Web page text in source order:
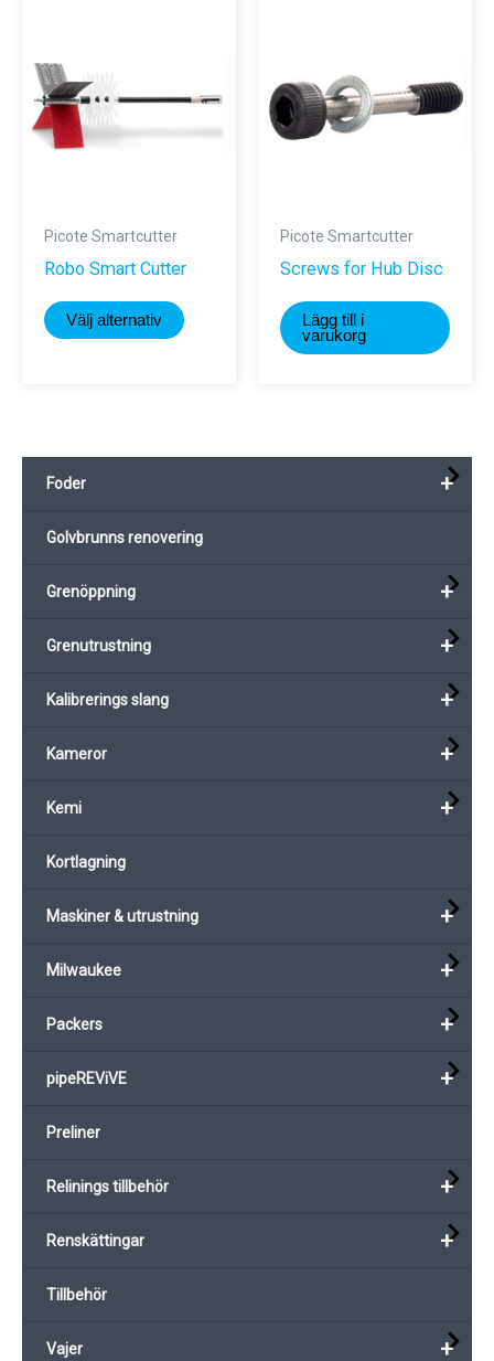
kan
väljas
Picote Smartcutter
Robo Smart Cutter
Välj alternativ
Den
varianter.
alternativen
Picote Smartcutter
Screws for Hub Disc
Lägg till i
varukorg
+
Foder
Golvbrunns renovering
+
Grenöppning
+
Grenutrustning
+
Kalibrerings slang
+
Kameror
+
Kemi
Kortlagning
+
Maskiner & utrustning
+
Milwaukee
+
Packers
+
pipeREViVE
Preliner
+
Relinings tillbehör
+
Renskättingar
Tillbehör
+
Vajer